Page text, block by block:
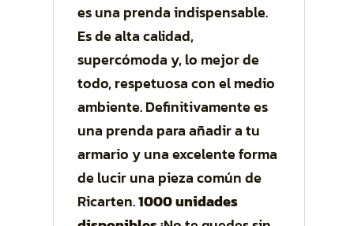
es una prenda indispensable.
Es de alta calidad,
supercómoda y, lo mejor de
todo, respetuosa con el medio
ambiente. Definitivamente es
una prenda para añadir a tu
armario y una excelente forma
de lucir una pieza común de
Ricarten.1000 unidades